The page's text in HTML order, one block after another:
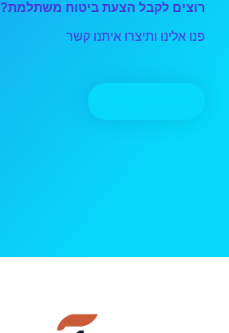
רוצים לקבל הצעת ביטוח משתלמת?
פנו אלינו ותיצרו איתנו קשר